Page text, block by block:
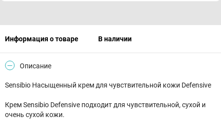
Информация о товаре В наличии
Описание
Sensibio Насыщенный крем для чувствительной кожи Defensive
Крем Sensibio Defensive подходит для чувствительной, сухой и
очень сухой кожи.